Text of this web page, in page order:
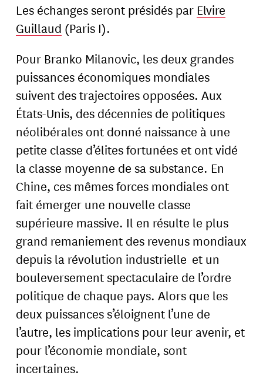
Les échanges seront présidés par Elvire
Guillaud (Paris I).
Pour Branko Milanovic, les deux grandes
puissances économiques mondiales
suivent des trajectoires opposées. Aux
États-Unis, des décennies de politiques
néolibérales ont donné naissance à une
petite classe d’élites fortunées et ont vidé
la classe moyenne de sa substance. En
Chine, ces mêmes forces mondiales ont
fait émerger une nouvelle classe
supérieure massive. Il en résulte le plus
grand remaniement des revenus mondiaux
depuis la révolution industrielle et un
bouleversement spectaculaire de l’ordre
politique de chaque pays. Alors que les
deux puissances s’éloignent l’une de
l’autre, les implications pour leur avenir, et
pour l’économie mondiale, sont
incertaines.